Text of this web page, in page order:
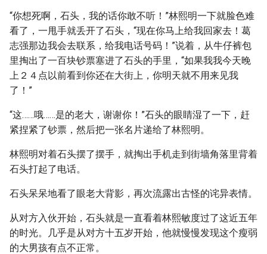
“你想死啊，石头，我的话你敢不听！”林熙明一下就脸色难
看了，一甩手就丢开了石头，“现在你马上给我回家去！葛
志强那边我会去联系，给我电话号码！”说着，从牛仔裤包
里掏出了一百块钞票塞进了石头的手里，“如果我我今天晚
上２４点以前看到你还在大街上，你明天就不用来见我
了！”
“这……哦……是的老大，谢谢你！”石头的眼睛湿了一下，赶
紧捏紧了钞票，然后把一张名片递给了林熙明。
林熙明对着石头摆了摆手，就掏出手机走到街墙角落里背着
石头打起了电话。
石头呆呆地看了眼老大背影，再次流露出古怪的诧异表情。
从对方入伙开始，石头就是一直看着林熙敏度过了这近五年
的时光。几乎是从对方十五岁开始，他就慢慢发现这个瘦弱
的大男孩有点不正常。